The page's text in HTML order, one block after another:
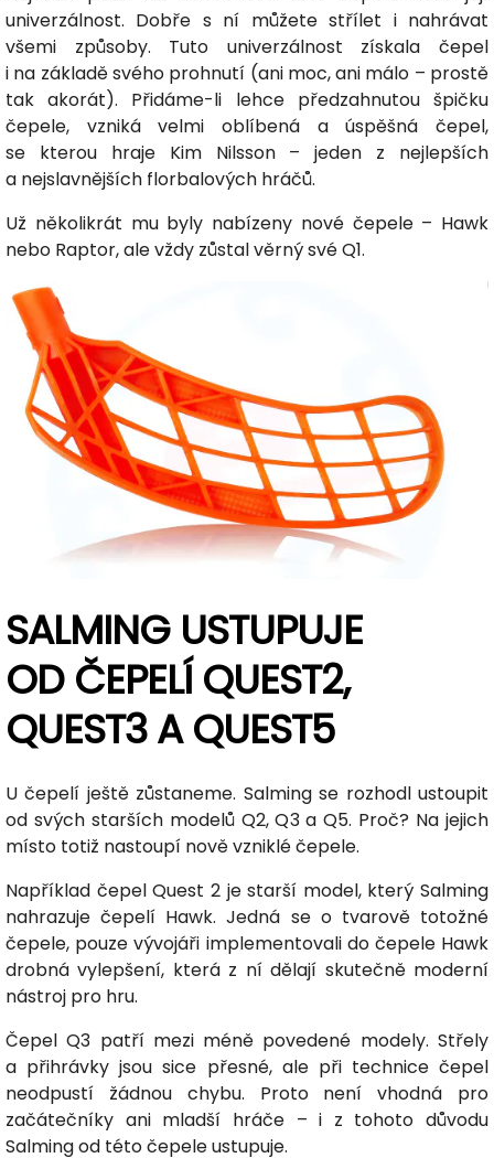
univerzálnost. Dobře s ní můžete střílet i nahrávat
všemi způsoby. Tuto univerzálnost získala čepel
i na základě svého prohnutí (ani moc, ani málo – prostě
tak akorát). Přidáme-li lehce předzahnutou špičku
čepele, vzniká velmi oblíbená a úspěšná čepel,
se kterou hraje Kim Nilsson – jeden z nejlepších
a nejslavnějších florbalových hráčů.
Už několikrát mu byly nabízeny nové čepele – Hawk
nebo Raptor, ale vždy zůstal věrný své Q1.
SALMING USTUPUJE
OD ČEPELÍ QUEST2,
QUEST3 A QUEST5
U čepelí ještě zůstaneme. Salming se rozhodl ustoupit
od svých starších modelů Q2, Q3 a Q5. Proč? Na jejich
místo totiž nastoupí nově vzniklé čepele.
Například čepel Quest 2 je starší model, který Salming
nahrazuje čepelí Hawk. Jedná se o tvarově totožné
čepele, pouze vývojáři implementovali do čepele Hawk
drobná vylepšení, která z ní dělají skutečně moderní
nástroj pro hru.
Čepel Q3 patří mezi méně povedené modely. Střely
a přihrávky jsou sice přesné, ale při technice čepel
neodpustí žádnou chybu. Proto není vhodná pro
začátečníky ani mladší hráče – i z tohoto důvodu
Salming od této čepele ustupuje.